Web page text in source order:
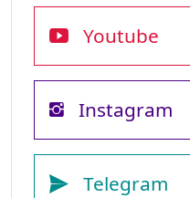
Youtube
Instagram
Telegram